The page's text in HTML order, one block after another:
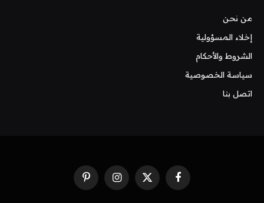
من نحن
إخلاء المسؤولية
الشروط والأحكام
سياسة الخصوصية
اتصل بنا
فيسبوك X
(Twitter)
الانستغرامبينتيريست